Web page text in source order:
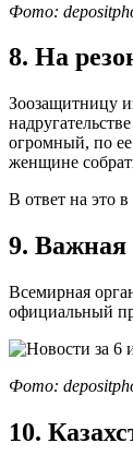
Фото:
8. На
Зоозащитницу
огромный, по
женщине
В ответ на это
9. Важная
Всемирная
официальный
Фото:
10.